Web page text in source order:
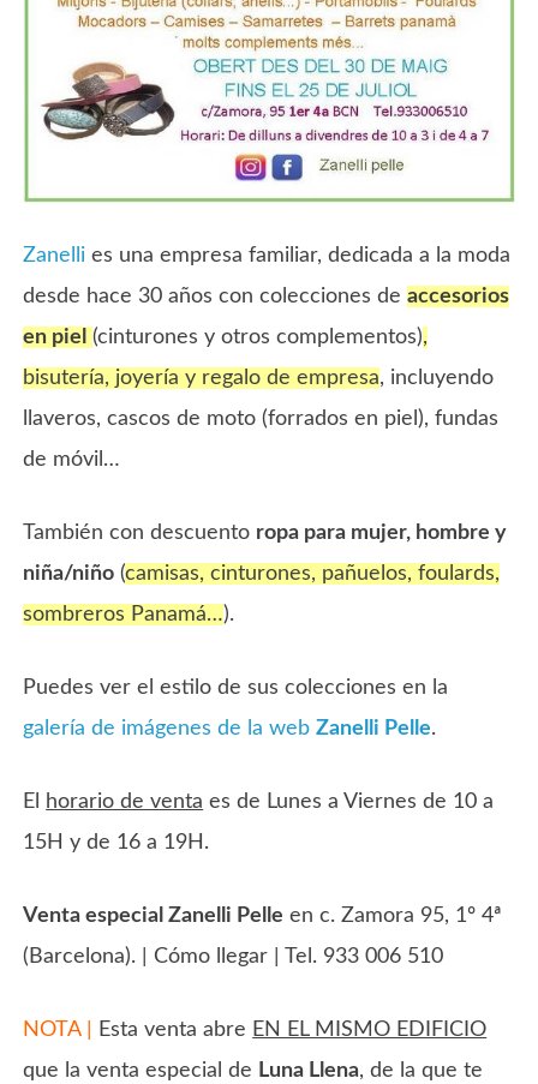
Zanelli es una empresa familiar, dedicada a la moda
desde hace 30 años con colecciones deaccesorios
en piel (cinturones y otros complementos),
bisutería, joyería y regalo de empresa, incluyendo
llaveros, cascos de moto (forrados en piel), fundas
de móvil…
También con descuento ropa para mujer, hombre y
niña/niño (camisas, cinturones, pañuelos, foulards,
sombreros Panamá…).
Puedes ver el estilo de sus colecciones en la
galería de imágenes de la webZanelli Pelle.
El horario de venta es de Lunes a Viernes de 10 a
15H y de 16 a 19H.
Venta especial Zanelli Pelle en c. Zamora 95, 1º 4ª
(Barcelona). | Cómo llegar | Tel. 933 006 510
NOTA | Esta venta abre EN EL MISMO EDIFICIO
que la venta especial de Luna Llena, de la que te